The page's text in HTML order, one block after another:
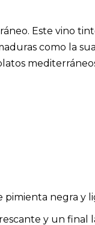
Este vino
como la
negra y
y un final